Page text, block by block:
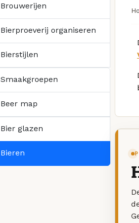
Brouwerijen
Bierproeverij organiseren
Bierstijlen
Smaakgroepen
Beer map
Bier glazen
Bieren